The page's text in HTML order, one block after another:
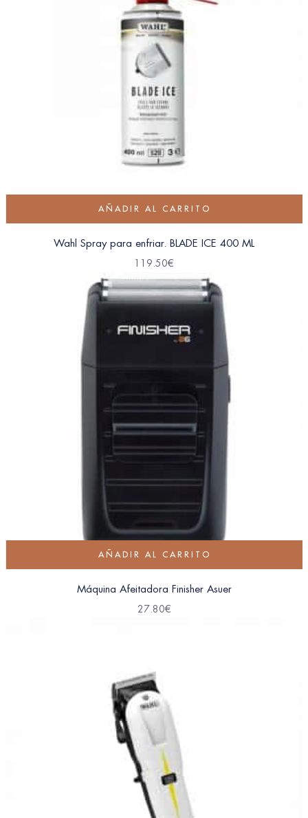
AÑADIR AL CARRITO
Wahl Spray para enfriar. BLADE ICE 400 ML
119.50€
AÑADIR AL CARRITO
Máquina Afeitadora Finisher Asuer
27.80€